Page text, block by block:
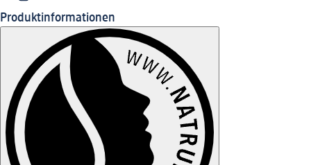
Produktinformationen